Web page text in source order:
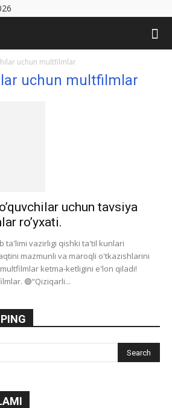
uchun multfilmlar
uchun multfilmlar
uchun tavsiya
ro’yxati.
ta'limi vazirligi qishki ta'til kunlari
mazmunli va maroqli o'tkazishlarini
ketma-ketligini e'lon qiladi!
🟢“Qiziqarli...